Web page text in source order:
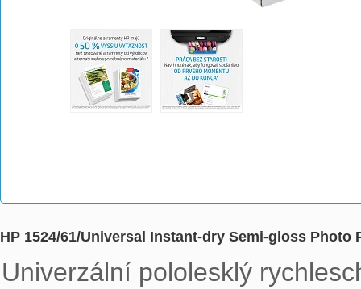
HP 1524/61/Universal Instant-dry Semi-gloss
Univerzální pololesklý